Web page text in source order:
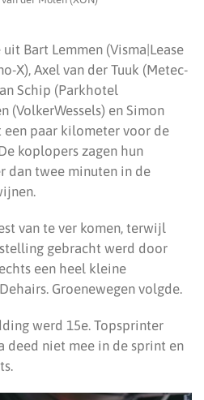
Bart Lemmen (Visma|Lease
X), Axel van der Tuuk (Metec-
Schip (Parkhotel
(VolkerWessels) en Simon
paar kilometer voor de
koplopers zagen hun
dan twee minuten in de
van te ver komen, terwijl
gebracht werd door
een heel kleine
Groenewegen volgde.
werd 15e. Topsprinter
deed niet mee in de sprint en